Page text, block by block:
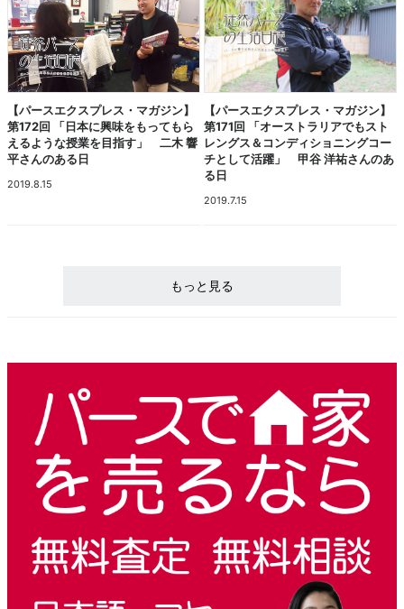
【パースエクスプレス・マガジン】
第172回 「日本に興味をもってもら
えるような授業を目指す」 二木 響
平さんのある日
2019.8.15
【パースエクスプレス・マガジン】
第171回 「オーストラリアでもスト
レングス＆コンディショニングコー
チとして活躍」 甲谷 洋祐さんのあ
る日
2019.7.15
もっと見る